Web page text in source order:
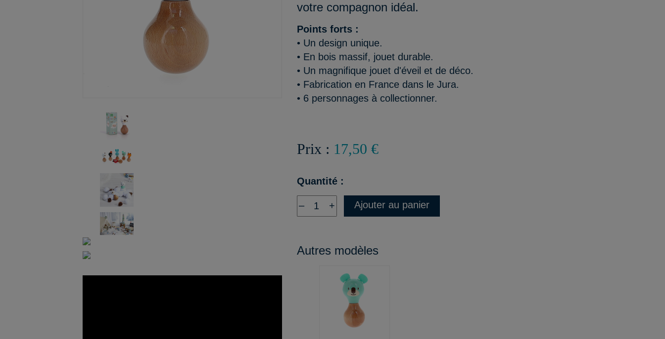
votre compagnon idéal.
Points forts :
• Un design unique.
• En bois massif, jouet durable.
• Un magnifique jouet d'éveil et de déco.
• Fabrication en France dans le Jura.
• 6 personnages à collectionner.
Prix : 17,50 €
Quantité :
– + Ajouter au panier
Autres modèles